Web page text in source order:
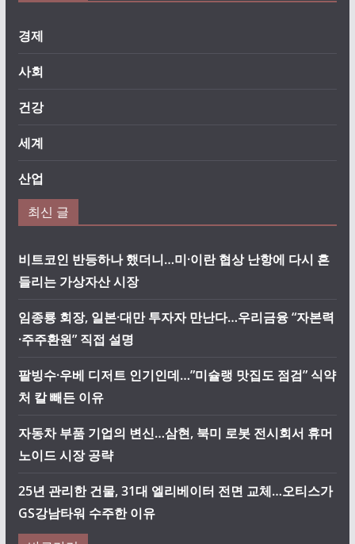
경제
사회
건강
세계
산업
최신 글
비트코인 반등하나 했더니…미·이란 협상 난항에 다시 흔
들리는 가상자산 시장
임종룡 회장, 일본·대만 투자자 만난다…우리금융 “자본력
·주주환원” 직접 설명
팥빙수·우베 디저트 인기인데…”미슐랭 맛집도 점검” 식약
처 칼 빼든 이유
자동차 부품 기업의 변신…삼현, 북미 로봇 전시회서 휴머
노이드 시장 공략
25년 관리한 건물, 31대 엘리베이터 전면 교체…오티스가
GS강남타워 수주한 이유